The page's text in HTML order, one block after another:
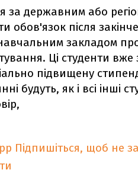
за державним або
обов'язок після
навчальним закладом
Ці студенти вже
підвищену
будуть, як і всі інші
Підпишіться, щоб не